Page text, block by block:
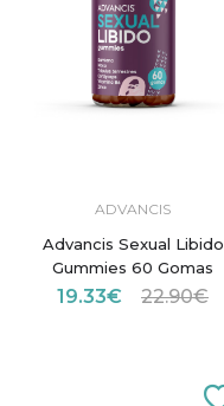
ADVANCIS
Advancis Sexual Libido
Gummies 60 Gomas
19.33€ 22.90€